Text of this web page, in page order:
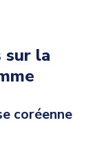
sur la
coréenne